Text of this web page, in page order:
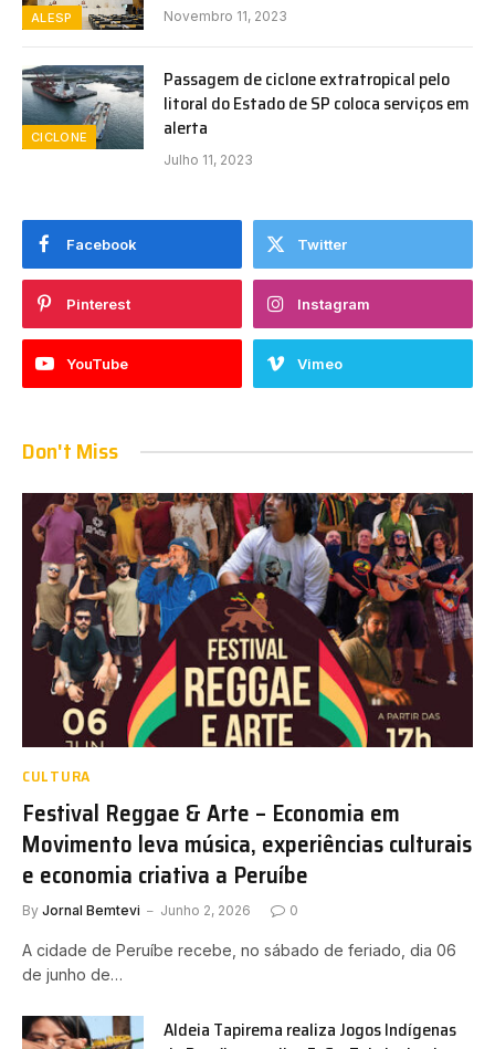
ALESP Novembro 11, 2023
CICLONE
Passagem de ciclone extratropical pelo
litoral do Estado de SP coloca serviços em
alerta
Julho 11, 2023
Facebook Twitter
Pinterest Instagram
YouTube Vimeo
Don't Miss
CULTURA
Festival Reggae & Arte – Economia em
Movimento leva música, experiências culturais
e economia criativa a Peruíbe
By Jornal Bemtevi Junho 2, 2026 0
A cidade de Peruíbe recebe, no sábado de feriado, dia 06
de junho de…
Aldeia Tapirema realiza Jogos Indígenas